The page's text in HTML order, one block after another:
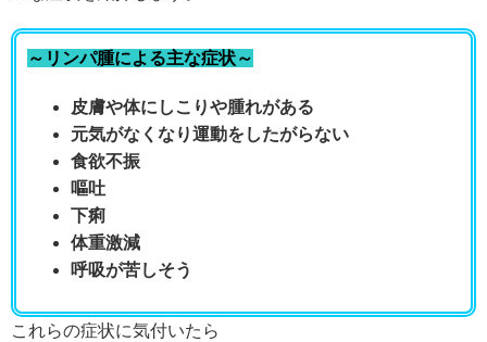
～リンパ腫による主な症状～
皮膚や体にしこりや腫れがある
元気がなくなり運動をしたがらない
食欲不振
嘔吐
下痢
体重激減
呼吸が苦しそう
これらの症状に気付いたら